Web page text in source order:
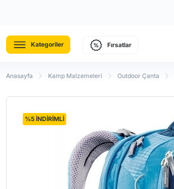
Kategoriler Fırsatlar
Anasayfa Kamp Malzemeleri Outdoor Çanta
%5 İNDİRİMLİ